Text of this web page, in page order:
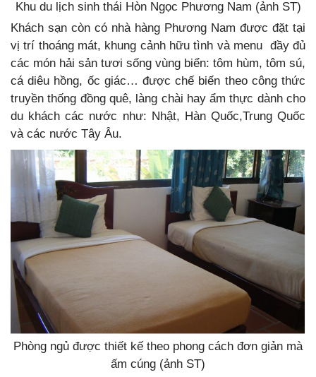
Khu du lịch sinh thái Hòn Ngọc Phương Nam (ảnh ST)
Khách sạn còn có nhà hàng Phương Nam được đặt tại
vị trí thoáng mát, khung cảnh hữu tình và menu đầy đủ
các món hải sản tươi sống vùng biển: tôm hùm, tôm sú,
cá diêu hồng, ốc giác… được chế biến theo công thức
truyền thống đồng quê, làng chài hay ẩm thực dành cho
du khách các nước như: Nhật, Hàn Quốc,Trung Quốc
và các nước Tây Âu.
Phòng ngủ được thiết kế theo phong cách đơn giản mà
ấm cúng (ảnh ST)